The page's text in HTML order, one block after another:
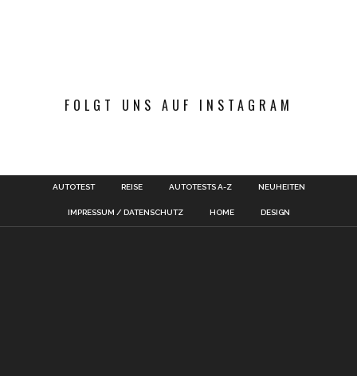
FOLGT UNS AUF INSTAGRAM
AUTOTEST REISE AUTOTESTS A-Z NEUHEITEN
IMPRESSUM / DATENSCHUTZ HOME DESIGN